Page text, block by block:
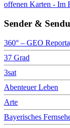
offenen Karten - Im
Sender &
360° – GEO
37 Grad
3sat
Abenteuer Leben
Arte
Bayerisches